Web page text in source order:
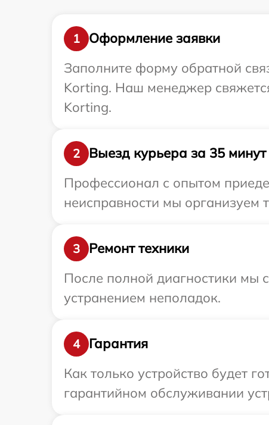
1
Оформление заявки
Заполните форму обратной
Korting. Наш менеджер
Korting.
2
Выезд курьера за 35 минут
Профессионал с опытом
неисправности мы организуем
3
Ремонт техники
После полной диагностики мы
устранением неполадок.
4
Гарантия
Как только устройство будет
гарантийном обслуживании